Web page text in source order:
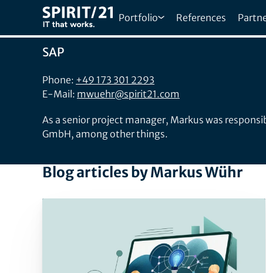
Portfolio References
Markus Wühr
SAP
Phone: +49 173 301 2293
E-Mail: mwuehr@spirit21.com
As a senior project manager, Markus was
GmbH, among other things.
Blog articles by Markus Wühr